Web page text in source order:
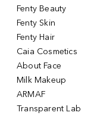
Fenty Beauty
Fenty Skin
Fenty Hair
Caia Cosmetics
About Face
Milk Makeup
ARMAF
Transparent Lab